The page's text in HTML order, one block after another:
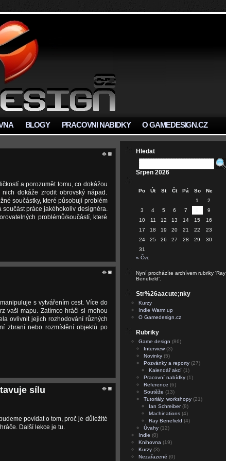
BLOGY PRACOVNI NABIDKY O GAMEDESIGN.CZ
a porozumět tomu, co dokážou
dokáže zrodit obrovský nápad.
součástky, které působují problém
součást práce jakéhokoliv designéra.
problémů/součástí, které
s vytvářením cest. Více do
vaši mapu. Zatímco hráči si mohou
ovlivnit jejich rozhodování různých
zbraní nebo rozmístění objektů po
sílu
povídat o tom, proč je důležité
Další lekce je tu.
Hledat
Srpen 2026
Po Út St Čt Pá So
Ne
1
2
3
4 5 6 7
9
10
11 12 13 14 15
16
17
18 19 20 21 22
23
24
25 26 27 28 29
30
31
« Čvc
Nyní procházíte archívem rubriky 'Ray
Benefield'.
Str%26aacute;nky
Kurzy
Indie Warm up
O Gamedesign.cz
Rubriky
Game design (86)
Interview(3)
Novinky(5)
Pozvánky a reporty(27)
Kalendář akcí(1)
Pracovní nabídky(1)
Reference (6)
Soutěže (13)
Tutoriály, workshopy(21)
Ian Schreiber(8)
Machinations(4)
Ray Benefield (4)
Úvahy(12)
Indie (0)
Knihovna(19)
Kurzy(3)
Nezařazené (0)